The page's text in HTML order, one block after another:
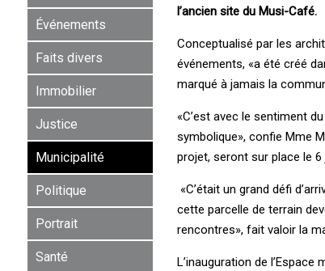
Événements
Faits divers
Immobilier
Justice
Municipalité
Politique
Portrait
Santé
l’ancien site du Musi-Café.
Conceptualisé par les
événements, «a été créé
marqué à jamais la
«C’est avec le sentiment
symbolique», confie Mme
projet, seront sur place le
«C’était un grand défi
cette parcelle de terrain
rencontres», fait valoir la
L’inauguration de